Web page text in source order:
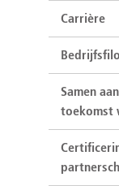
Carrière
Samen
toekomst